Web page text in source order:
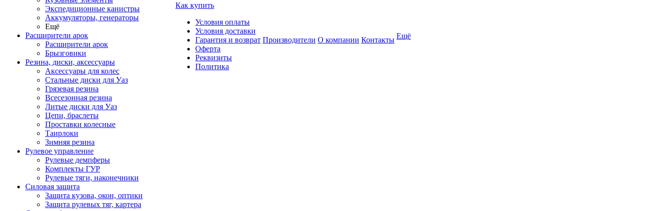
Экспедиционные канистры
Аккумуляторы, генераторы
Ещё
Расширители арок
Расширители арок
Брызговики
Резина, диски, аксессуары
Аксессуары для колес
Стальные диски для Уаз
Грязевая резина
Всесезонная резина
Литые диски для Уаз
Цепи, браслеты
Проставки колесные
Таирлоки
Зимняя резина
Рулевое управление
Рулевые демпферы
Комплекты ГУР
Рулевые тяги, наконечники
Силовая защита
Защита кузова, окон, оптики
Защита рулевых тяг, картера
Как купить
Условия оплаты
Условия доставки
Гарантия и возврат
Оферта
Реквизиты
Политика
Производители О компании Контакты Ещё